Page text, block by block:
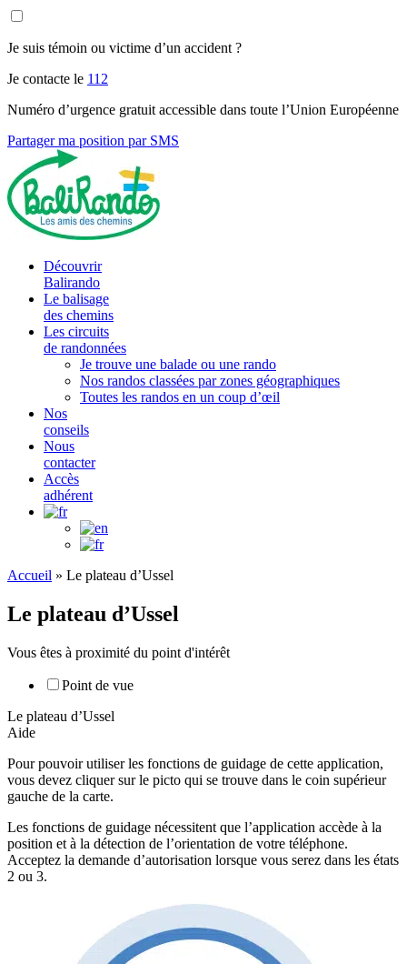
Je suis témoin ou victime d’un accident ?
Je contacte le 112
Numéro d’urgence gratuit accessible dans toute l’Union Européenne
Partager ma position par SMS
Découvrir
Balirando
Le balisage
des chemins
Les circuits
de randonnées
Je trouve une balade ou une rando
Nos randos classées par zones géographiques
Toutes les randos en un coup d’œil
Nos
conseils
Nous
contacter
Accès
adhérent
Accueil » Le plateau d’Ussel
Le plateau d’Ussel
Vous êtes à proximité du point d'intérêt
Point de vue
Le plateau d’Ussel
Aide
Pour pouvoir utiliser les fonctions de guidage de cette application,
vous devez cliquer sur le picto qui se trouve dans le coin supérieur
gauche de la carte.
Les fonctions de guidage nécessitent que l’application accède à la
position et à la détection de l’orientation de votre téléphone.
Acceptez la demande d’autorisation lorsque vous serez dans les états
2 ou 3.